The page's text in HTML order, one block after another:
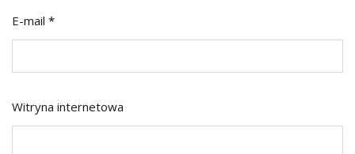
E-mail *
Witryna internetowa